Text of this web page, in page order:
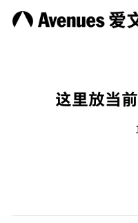
这里放当